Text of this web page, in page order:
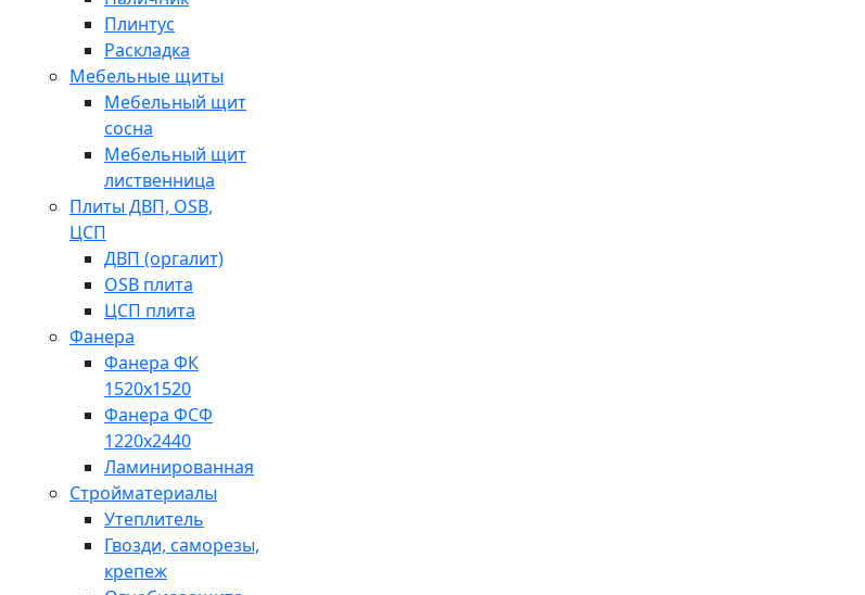
Плинтус
Раскладка
Мебельные щиты
Мебельный щит
сосна
Мебельный щит
лиственница
Плиты ДВП, OSB,
ЦСП
ДВП (оргалит)
OSB плита
ЦСП плита
Фанера
Фанера ФК
1520x1520
Фанера ФСФ
1220x2440
Ламинированная
Стройматериалы
Утеплитель
Гвозди, саморезы,
крепеж